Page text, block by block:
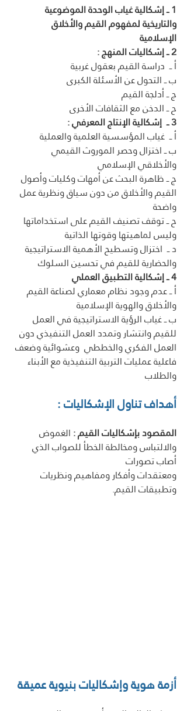
1 ــ إشكالية غياب الوحدة الموضوعية
والتاريخية لمفهوم القيم والأخلاق
الإسلامية
2 ــ إشكاليات المنهج :
أ ــ  دراسة القيم بعقول غربية
ب ــ التحول عن الأسئلة الكبرى
ج ــ أدلجة القيم
ح ــ الدخن مع الثقافات الأخرى
3 ــ  إشكالية الإنتاج المعرفي :
أ ــ  غياب المؤسسية العلمية والعملية
ب ــ اختزال وحصر الموروث القيمي
والأخلاقي الإسلامي
ج ــ ظاهرة البحث عن أمهات وكليات وأصول
القيم والأخلاق من دون سياق ونظرية عمل
واضحة
ح ــ توقف تصنيف القيم على استخداماتها
وليس لماهيتها وقوتها الذاتية
د ــ  اختزال وتسطيح الأهمية الاستراتيجية
والحضارية للقيم في تحسين السلوك
4 ــ إشكالية التطبيق العملي
أ ــ عدم وجود نظام معماري لصناعة القيم
والأخلاق والهوية الإسلامية
ب ــ غياب الرؤية الاستراتيجية في العمل
للقيم وانتشار وتمدد العمل التنفيذي دون
العمل الفكري والخططي  وعشوائية وضعف
فاعلية عمليات التربية التنفيذية مع الأبناء
والطلاب
أهداف تناول الإشكاليات :
المقصود بإشكاليات القيم : الغموض
والالتباس ومخالطة الخطأ للصواب الذي
أصاب تصورات
ومعتقدات وأفكار ومفاهيم ونظريات
وتطبيقات القيم.
أزمة هوية وإشكاليات بنيوية عميقة